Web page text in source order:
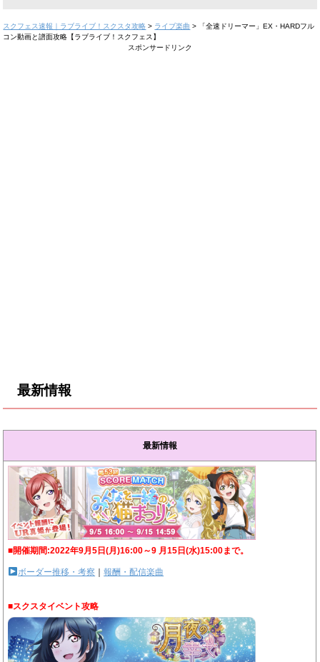
スクフェス速報｜ラブライブ！スクスタ攻略 > ライブ楽曲 >
「全速ドリーマー」EX・HARDフル
コン動画と譜面攻略【ラブライブ！スクフェス】
スポンサードリンク
最新情報
最新情報
■開催期間:2022年9月5日(月)16:00～9 月15日(水)15:00まで。
ボーダー推移・考察 ｜報酬・配信楽曲
■スクスタイベント攻略